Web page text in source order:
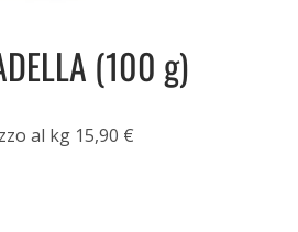
(100 g)
al kg 15,90 €